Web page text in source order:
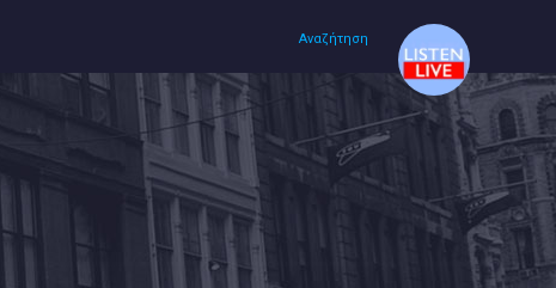
Αναζήτηση
Αρχική
Πολιτισμός